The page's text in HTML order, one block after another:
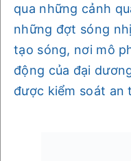
qua những cảnh
những đợt sóng
tạo sóng, nơi mô
động của đại
được kiểm soát an